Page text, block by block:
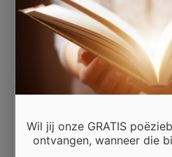
minuten zullen respecteren;
slachtoffers van dÃ©ze tijd
Ik zie deze viering liever niet
belang tÃ³ch bij "herdacht".
Wil jij onze GRATIS
ontvangen, wanneer die